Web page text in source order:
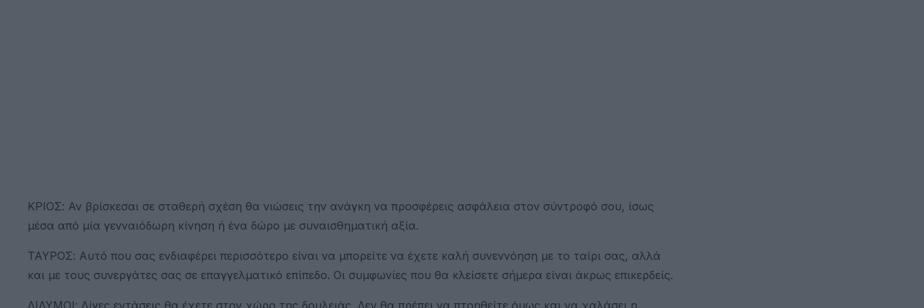
ΚΡΙΟΣ: Αν βρίσκεσαι σε σταθερή σχέση θα νιώσεις την ανάγκη να προσφέρεις ασφάλεια στον σύντροφό σου, ίσως
μέσα από μία γενναιόδωρη κίνηση ή ένα δώρο με συναισθηματική αξία.
ΤΑΥΡΟΣ: Αυτό που σας ενδιαφέρει περισσότερο είναι να μπορείτε να έχετε καλή συνεννόηση με το ταίρι σας, αλλά
και με τους συνεργάτες σας σε επαγγελματικό επίπεδο. Οι συμφωνίες που θα κλείσετε σήμερα είναι άκρως επικερδείς.
ΔΙΔΥΜΟΙ: Λίγες εντάσεις θα έχετε στον χώρο της δουλειάς. Δεν θα πρέπει να πτοηθείτε όμως και να χαλάσει η